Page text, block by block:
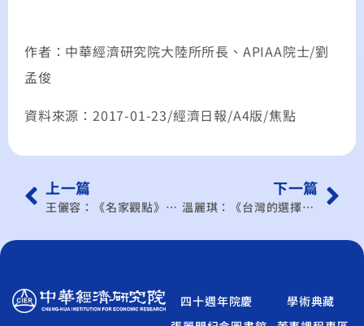
作者：中華經濟研究院大陸所所長、APIAA院士/劉
孟俊
資料來源：2017-01-23/經濟日報/A4版/焦點
上一篇
王儷容：《名家觀點》挺監理沙盒 宜跨部會支援
下一篇
溫麗琪：《台灣的選擇》臺灣離綠色經濟發展 相當遙遠
四十週年院慶
學術典藏